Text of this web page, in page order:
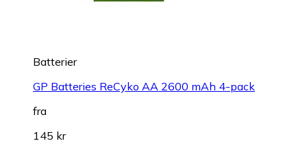
Batterier
GP Batteries ReCyko AA 2600 mAh 4-pack
fra
145 kr